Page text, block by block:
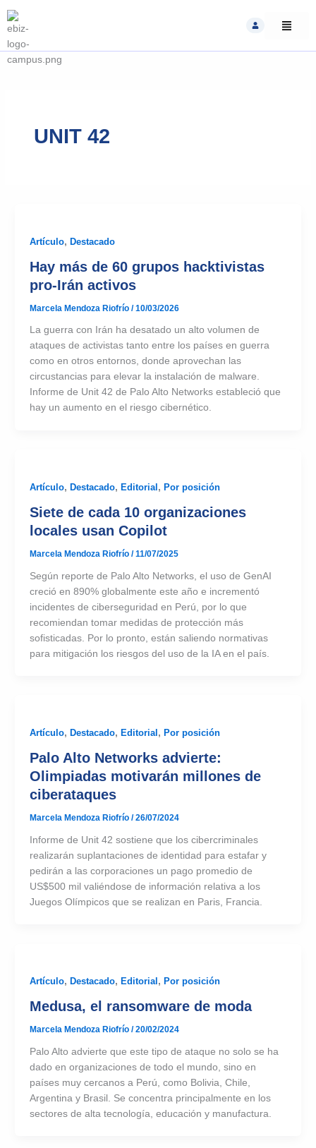
to
content
UNIT 42
Artículo, Destacado
Hay más de 60 grupos hacktivistas
pro-Irán activos
Marcela Mendoza Riofrío /10/03/2026
La guerra con Irán ha desatado un alto volumen de
ataques de activistas tanto entre los países en guerra
como en otros entornos, donde aprovechan las
circustancias para elevar la instalación de malware.
Informe de Unit 42 de Palo Alto Networks estableció que
hay un aumento en el riesgo cibernético.
Artículo, Destacado, Editorial , Por posición
Siete de cada 10 organizaciones
locales usan Copilot
Marcela Mendoza Riofrío /11/07/2025
Según reporte de Palo Alto Networks, el uso de GenAI
creció en 890% globalmente este año e incrementó
incidentes de ciberseguridad en Perú, por lo que
recomiendan tomar medidas de protección más
sofisticadas. Por lo pronto, están saliendo normativas
para mitigación los riesgos del uso de la IA en el país.
Artículo, Destacado, Editorial , Por posición
Palo Alto Networks advierte:
Olimpiadas motivarán millones de
ciberataques
Marcela Mendoza Riofrío /26/07/2024
Informe de Unit 42 sostiene que los cibercriminales
realizarán suplantaciones de identidad para estafar y
pedirán a las corporaciones un pago promedio de
US$500 mil valiéndose de información relativa a los
Juegos Olímpicos que se realizan en Paris, Francia.
Artículo, Destacado, Editorial , Por posición
Medusa, el ransomware de moda
Marcela Mendoza Riofrío /20/02/2024
Palo Alto advierte que este tipo de ataque no solo se ha
dado en organizaciones de todo el mundo, sino en
países muy cercanos a Perú, como Bolivia, Chile,
Argentina y Brasil. Se concentra principalmente en los
sectores de alta tecnología, educación y manufactura.